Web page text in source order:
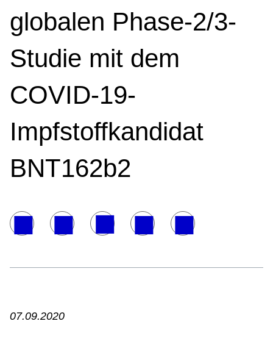
globalen Phase-2/3-
Studie mit dem
COVID-19-
Impfstoffkandidat
BNT162b2
07.09.2020